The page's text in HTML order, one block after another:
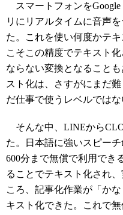
スマートフォンをGoogle
リにリアルタイムに音声
た。これを使い何度かテ
こそこの精度でテキスト
ならない変換となること
スト化は、さすがにまだ
だ仕事で使うレベルではな
そんな中、LINEから
た。日本語に強いスピー
600分まで無償で利用でき
ることでテキスト化され
ころ、記事化作業が「か
キスト化できた。これで